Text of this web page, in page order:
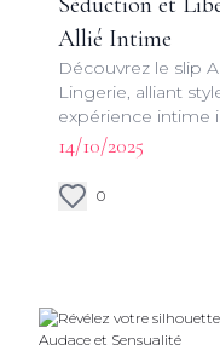
Allié Intime
Découvrez le slip
Lingerie, alliant
expérience intime
caractéristiques
14/10/2025
0